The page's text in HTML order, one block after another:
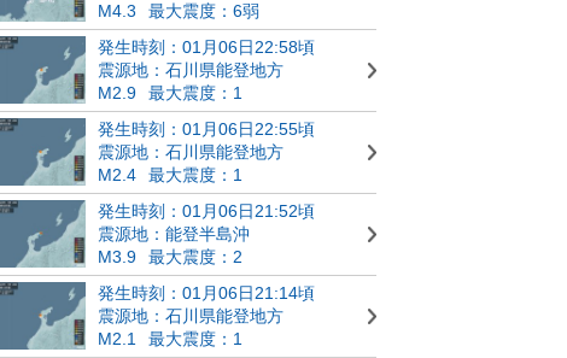
M4.3
最大震度：6弱
発生時刻：01月06日22:58頃
震源地：石川県能登地方
M2.9
最大震度：1
発生時刻：01月06日22:55頃
震源地：石川県能登地方
M2.4
最大震度：1
発生時刻：01月06日21:52頃
震源地：能登半島沖
M3.9
最大震度：2
発生時刻：01月06日21:14頃
震源地：石川県能登地方
M2.1
最大震度：1